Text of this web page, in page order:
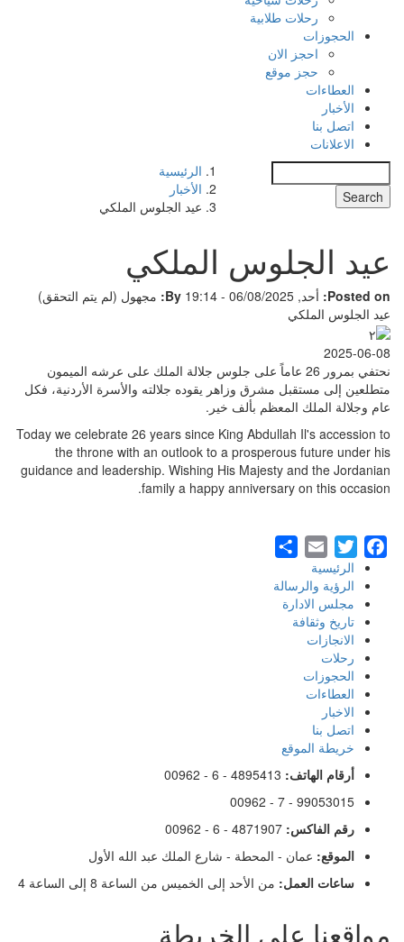
رحلات طلابية
الحجوزات
احجز الان
حجز موقع
العطاءات
الأخبار
اتصل بنا
الاعلانات
الرئيسية
الأخبار
عيد الجلوس الملكي
عيد الجلوس الملكي
Posted on: أحد, 06/08/2025 - 19:14 By: مجهول (لم يتم التحقق)
عيد الجلوس الملكي
2025-06-08
نحتفي بمرور 26 عاماً على جلوس جلالة الملك على عرشه الميمون
متطلعين إلى مستقبل مشرق وزاهر يقوده جلالته والأسرة الأردنية، فكل
عام وجلالة الملك المعظم بألف خير.
‎‏Today we celebrate 26 years since King Abdullah Il's accession to
the throne with an outlook to a prosperous future under his
guidance and leadership. Wishing His Majesty and the Jordanian
family a happy anniversary on this occasion.
Facebook
Twitter
Email
Footer
Menu
الرئيسية
الرؤية والرسالة
مجلس الادارة
تاريخ وثقافة
الانجازات
رحلات
الحجوزات
العطاءات
الاخبار
اتصل بنا
خريطة الموقع
أرقام الهاتف: 00962 - 6 - 4895413
00962 - 7 - 99053015
رقم الفاكس: 00962 - 6 - 4871907
الموقع: عمان - المحطة - شارع الملك عبد الله الأول
ساعات العمل: من الأحد إلى الخميس من الساعة 8 إلى الساعة 4
مواقعنا على الخريطة